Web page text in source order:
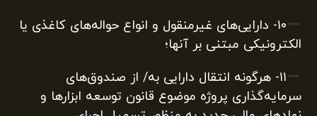
۱۰‌- دارایی‌های غیرمنقول و انواع حواله‌های کاغذی یا
الکترونیکی مبتنی بر آنها؛
۱۱‌- هرگونه انتقال دارایی به/ از صندوق‌های
سرمایه‌گذاری پروژه موضوع قانون توسعه ابزارها و